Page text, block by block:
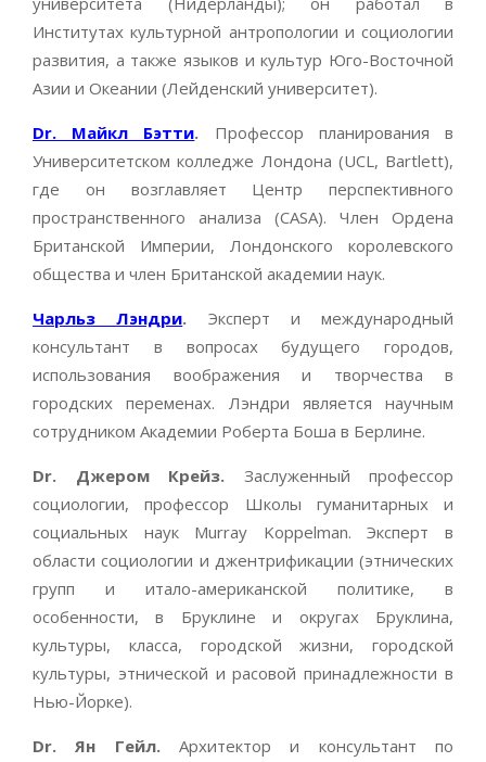
Институтах культурной антропологии и социологии
развития, а также языков и культур Юго-Восточной
Азии и Океании (Лейденский университет).
Dr. Майкл Бэтти. Профессор планирования в
Университетском колледже Лондона (UCL, Bartlett),
где он возглавляет Центр перспективного
пространственного анализа (CASA). Член Ордена
Британской Империи, Лондонского королевского
общества и член Британской академии наук.
Чарльз Лэндри. Эксперт и международный
консультант в вопросах будущего городов,
использования воображения и творчества в
городских переменах. Лэндри является научным
сотрудником Академии Роберта Боша в Берлине.
Dr. Джером Крейз. Заслуженный профессор
социологии, профессор Школы гуманитарных и
социальных наук Murray Koppelman. Эксперт в
области социологии и джентрификации (этнических
групп и итало-американской политике, в
особенности, в Бруклине и округах Бруклина,
культуры, класса, городской жизни, городской
культуры, этнической и расовой принадлежности в
Нью-Йорке).
Dr. Ян Гейл.Архитектор и консультант по